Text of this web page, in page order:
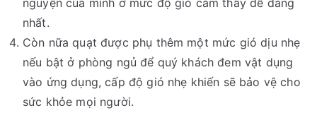
nhất.
Còn nữa quạt được phụ thêm một mức gió dịu nhẹ
nếu bật ở phòng ngủ để quý khách đem vật dụng
vào ứng dụng, cấp độ gió nhẹ khiến sẽ bảo vệ cho
sức khỏe mọi người.